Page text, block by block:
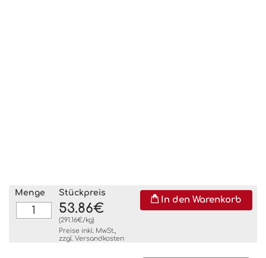
Menge Stückpreis
53.86€
(291.16€/kg)
Preise inkl. MwSt.,
zzgl. Versandkosten
In den Warenkorb